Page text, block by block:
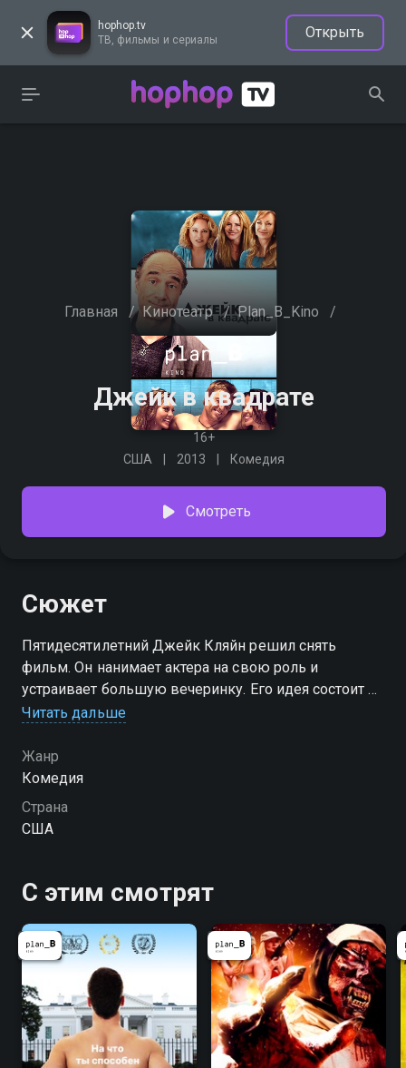
hophop.tv
ТВ, фильмы и сериалы
Открыть
Главная / Кинотеатр / Plan_B_Kino /
Джейк в квадрате
16+
США
2013 Комедия
Смотреть
Сюжет
Пятидесятилетний Джейк Кляйн решил снять
фильм. Он нанимает актера на свою роль и
устраивает большую вечеринку. Его идея состоит в
том, чтобы снять фильм и посмотреть, что получится.
заявляются разные, неожиданные люди. Приходят
старые возлюбленные. Приходят новые. Его
умерший отец, его мать в молодости, его дети, его
бывшая жена. Даже его молодые личности, Джейк
исправить его испорченную жизнь. У Джейка
голова идет кругом, пока он, пошатываясь,
переживает то, что можно назвать либо
мистическим опытом, либо нервным срывом... либо
и тем, и другим!
Читать дальше
Жанр
Комедия
Страна
США
С этим смотрят